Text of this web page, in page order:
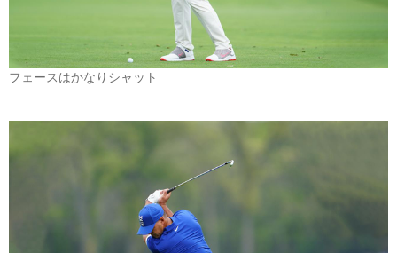
フェースはかなりシャット